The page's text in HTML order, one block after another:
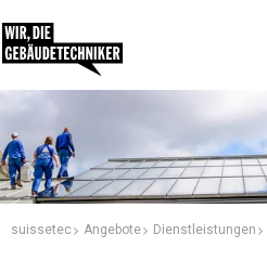
suissetec Angebote Dienstleistungen